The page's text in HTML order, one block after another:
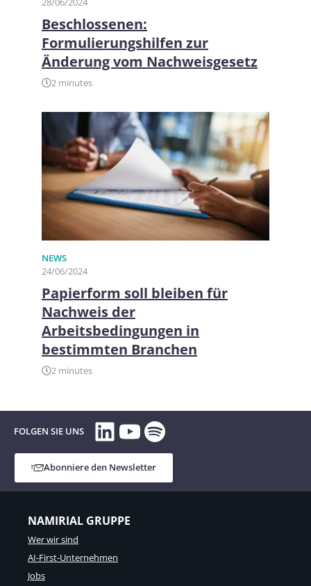
Beschlossenen:
Formulierungshilfen zur
Änderung vom Nachweisgesetz
2 minutes
NEWS
24/06/2024
Papierform soll bleiben für
Nachweis der
Arbeitsbedingungen in
bestimmten Branchen
2 minutes
FOLGEN SIE UNS LinkedIn
YouTube
Spotify
Abonniere den Newsletter
NAMIRIAL GRUPPE
Wer wir sind
AI-First-Unternehmen
Jobs